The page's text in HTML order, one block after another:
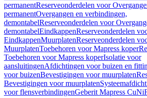
permanentReserveonderdelen voor
permanentOvergangen en verbindingen,
demontabelReserveonderdelen voor
demontabelEindkappenReserveonderdelen
EindkappenMuurplatenReserveonderdelen
MuurplatenToebehoren voor Mapress koper
Toebehoren voor Mapress koperIsolatie voor
aansluitingenAfdichtingen voor buizen en
voor buizenBevestigingen voor muurplaten
Bevestigingen voor muurplaten
voor flensverbindingenGeberit Mapress